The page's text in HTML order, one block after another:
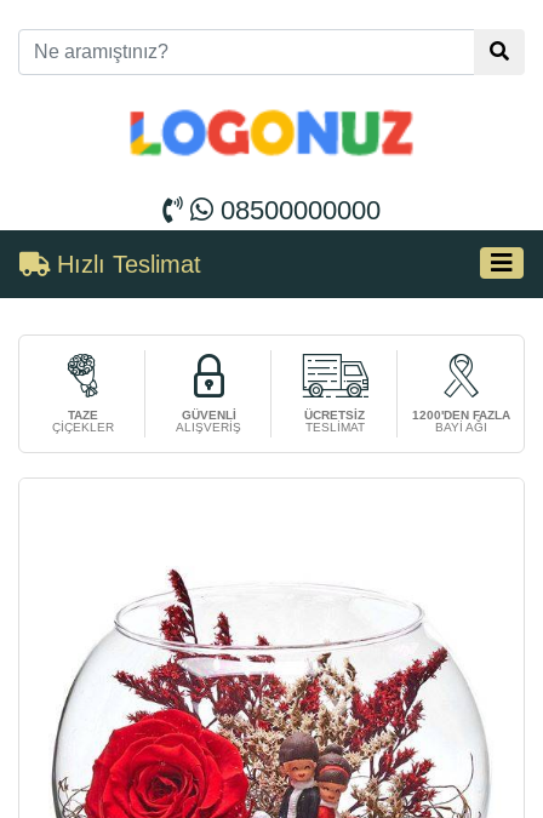
08500000000
Hızlı Teslimat
TAZE
ÇİÇEKLER
GÜVENLİ
ALIŞVERİŞ
ÜCRETSİZ
TESLİMAT
1200'DEN FAZLA
BAYİ AĞI